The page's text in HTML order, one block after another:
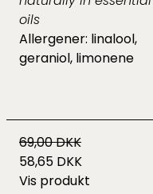
oils
Allergener: linalool,
geraniol, limonene
69,00 DKK
58,65 DKK
Vis produkt